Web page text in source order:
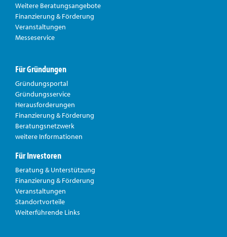
Weitere Beratungsangebote
Finanzierung & Förderung
Veranstaltungen
Messeservice
Für Gründungen
Gründungsportal
Gründungsservice
Herausforderungen
Finanzierung & Förderung
Beratungsnetzwerk
weitere Informationen
Für Investoren
Beratung & Unterstützung
Finanzierung & Förderung
Veranstaltungen
Standortvorteile
Weiterführende Links